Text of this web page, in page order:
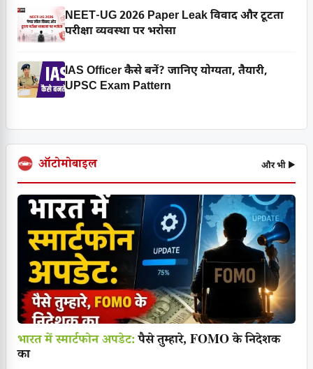
NEET-UG 2026 Paper Leak विवाद और टूटता
परीक्षा व्यवस्था पर भरोसा
IAS Officer कैसे बनें? जानिए योग्यता, तैयारी,
UPSC Exam Pattern
ऑटोमोबाइल और भी ▶
भारत में स्मार्टफोन अपडेट:पैसे तुम्हारे, FOMO के निदेशक
का